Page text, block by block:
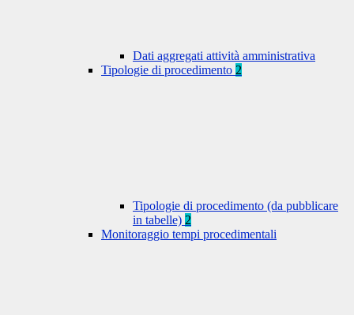
Dati aggregati attività amministrativa
Tipologie di procedimento 2
Tipologie di procedimento (da pubblicare
in tabelle) 2
Monitoraggio tempi procedimentali